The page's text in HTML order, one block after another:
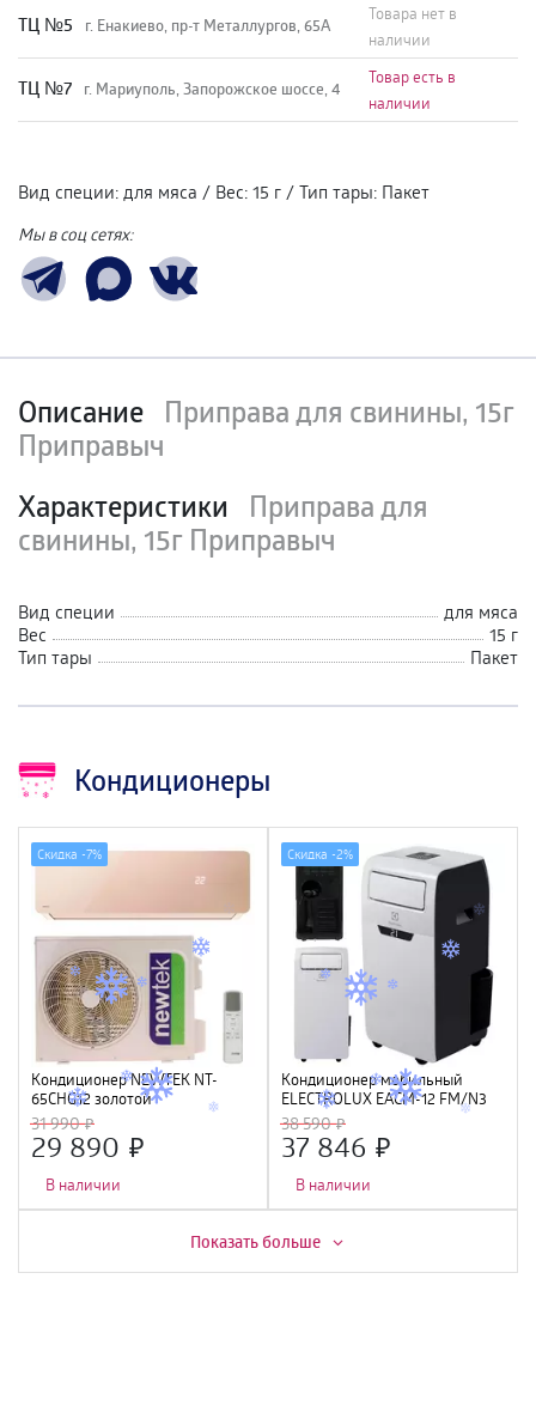
TЦ №5 г. Енакиево, пр-т Металлургов, 65А
Товара нет в
наличии
ТЦ №7 г. Мариуполь, Запорожское шоссе, 4
Товар есть в
наличии
Вид специи: для мяса / Вес: 15 г / Тип тары: Пакет
Мы в соц сетях:
Описание Приправа для свинины, 15г
Приправыч
Характеристики
Приправа для
свинины, 15г Приправыч
Вид специи
для мяса
Вес
15 г
Тип тары
Пакет
Кондиционеры
Кондиционер NEWTEK NT-
65CHG12 золотой
<3550/3660W> скрытый LED,
Golden Fin, R410A, компрессор
GMCC
31 990
29 890
В наличии
Скидка -7%
Кондиционер мобильный
ELECTROLUX EACM-12 FM/N3
38 590
37 846
В наличии
Скидка -2%
Скидка - 15%
Показать больше